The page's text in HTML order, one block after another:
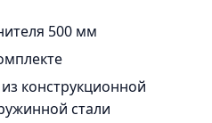
500 мм
конструкционной
стали